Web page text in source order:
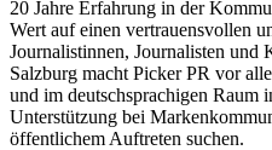
20 Jahre Erfahrung in der
Wert auf einen vertrauensvollen
Journalistinnen, Journalisten und
Salzburg macht Picker PR vor
und im deutschsprachigen Raum
Unterstützung bei
öffentlichem Auftreten suchen.